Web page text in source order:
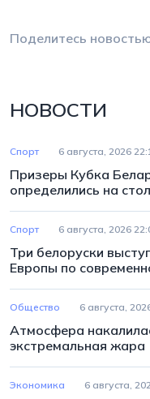
Поделитесь
НОВОСТИ
Спорт 6 августа, 2026
Призеры Кубка
определились на
Спорт 6 августа, 2026
Три белоруски
Европы по
Общество 6 августа,
Атмосфера
экстремальная жара
Экономика 6 августа,